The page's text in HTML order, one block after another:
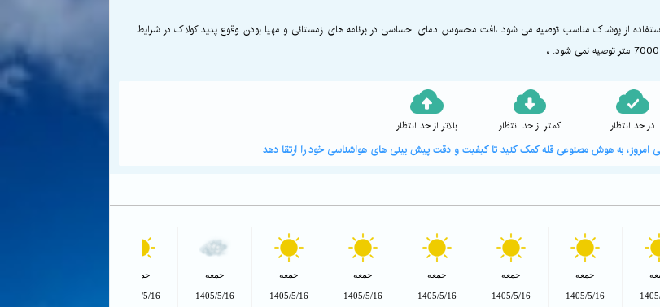
از پوشاک مناسب توصیه می شود ،افت محسوس دمای احساسی در برنامه های زمستانی و مهیا بودن وقوع پدید کولاک در شرایط
بالاتر از حد انتظار کمتر از حد انتظار در حد انتظار
امروز، به هوش مصنوعی قله کمک کنید تا کیفیت و دقت پیش بینی های هواشناسی خود را ارتقا دهد
جمعه
1405/5/16
جمعه
1405/5/16
جمعه
1405/5/16
جمعه
1405/5/16
جمعه
1405/5/16
جمعه
1405/5/16
جمعه
1405/5/16